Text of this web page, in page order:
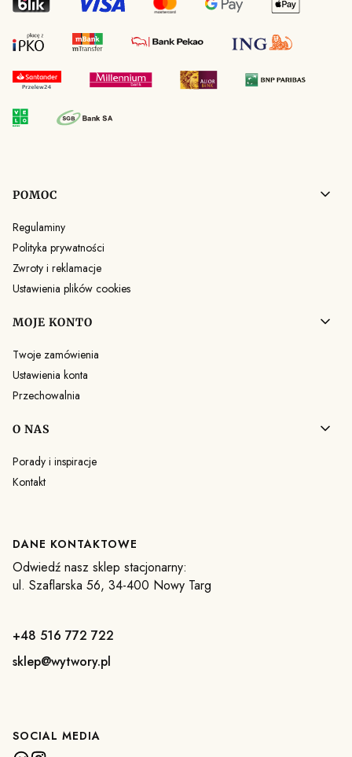
Linki w stopce
POMOC
Regulaminy
Polityka prywatności
Zwroty i reklamacje
Ustawienia plików cookies
MOJE KONTO
Twoje zamówienia
Ustawienia konta
Przechowalnia
O NAS
Porady i inspiracje
Kontakt
DANE KONTAKTOWE
Odwiedź nasz sklep stacjonarny:
ul. Szaflarska 56, 34-400 Nowy Targ
+48 516 772 722
sklep@wytwory.pl
SOCIAL MEDIA